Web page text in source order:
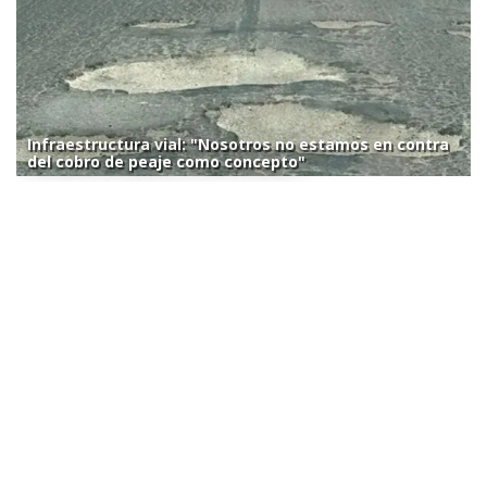
Infraestructura vial: "Nosotros no estamos en contra
del cobro de peaje como concepto"